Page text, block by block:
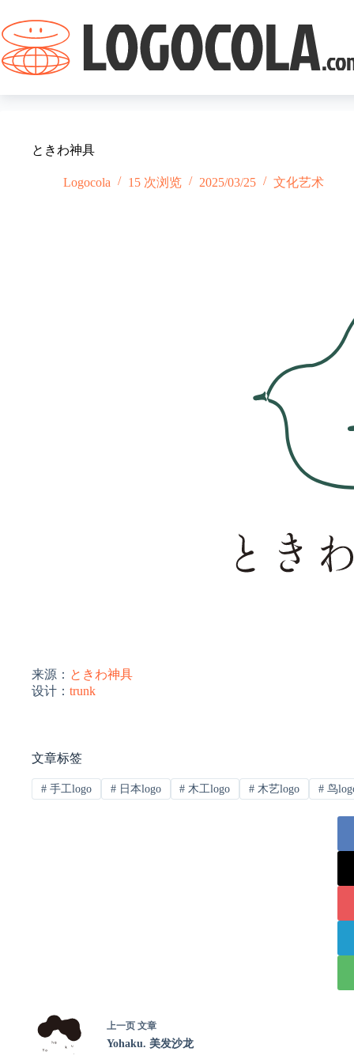
过
内
容
ときわ神具
Logocola 15 次浏览 2025/03/25 文化艺术
来源： ときわ神具
设计： trunk
文章标签
#手工logo #日本logo # 木工logo # 木艺logo # 鸟
上一页 文章
Yohaku. 美发沙龙